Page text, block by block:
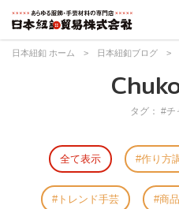
日本紐釦 ホーム > 日本紐釦ブログ >
タグ： #チ
全て表示 作り方
トレンド手芸 商